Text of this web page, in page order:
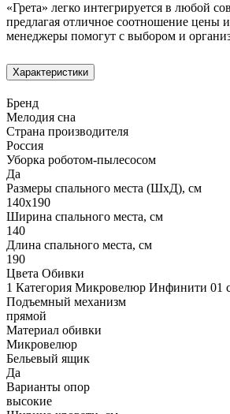
«Грета» легко интегрируется в любой
предлагая отличное соотношение цены
менеджеры помогут с выбором и
Характеристики
Бренд
Мелодия сна
Страна производителя
Россия
Уборка роботом-пылесосом
Да
Размеры спального места (ШхД), см
140х190
Ширина спального места, см
140
Длина спального места, см
190
Цвета Обивки
1 Категория Микровелюр Инфинити 01
Подъемный механизм
прямой
Материал обивки
Микровелюр
Бельевый ящик
Да
Варианты опор
высокие